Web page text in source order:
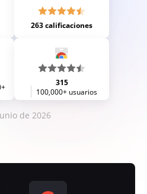
263 calificaciones
315
100,000+ usuarios
de 2026